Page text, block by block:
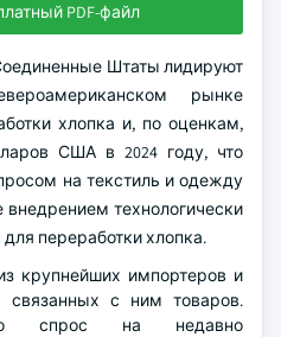
PDF-файл
Штаты лидируют
рынке
хлопка и, по оценкам,
США в 2024 году, что
на текстиль и одежду
внедрением технологически
переработки хлопка.
крупнейших импортеров и
связанных с ним товаров.
спрос на недавно